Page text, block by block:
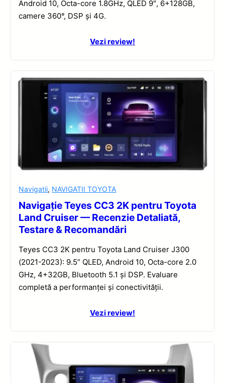
Android 10, Octa-core 1.8GHz, QLED 9″, 6+128GB,
camere 360°, DSP și 4G.
Vezi review!
Navigatii, NAVIGATII TOYOTA
Navigație Teyes CC3 2K pentru Toyota
Land Cruiser — Recenzie Detaliată,
Testare & Recomandări
Teyes CC3 2K pentru Toyota Land Cruiser J300
(2021-2023): 9.5” QLED, Android 10, Octa-core 2.0
GHz, 4+32GB, Bluetooth 5.1 și DSP. Evaluare
completă a performanței și conectivității.
Vezi review!